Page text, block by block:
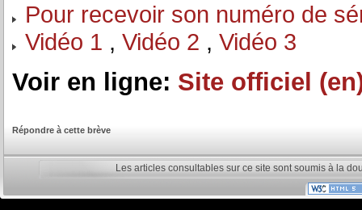
Pour recevoir son numéro de
Vidéo 1 , Vidéo 2 , Vidéo 3
Voir en ligne: Site officiel
Répondre à cette brève
Les articles consultables sur ce site sont soumis à la